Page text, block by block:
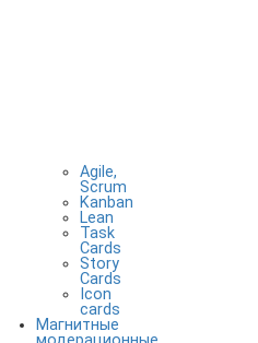
Agile,
Scrum
Kanban
Lean
Task
Cards
Story
Cards
Icon
cards
Магнитные